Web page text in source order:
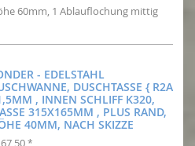
60mm, 1 Ablauflochung mittig
- EDELSTAHL
DUSCHTASSE { R2A
, INNEN SCHLIFF K320,
315X165MM , PLUS RAND, H
40MM, NACH SKIZZE
*